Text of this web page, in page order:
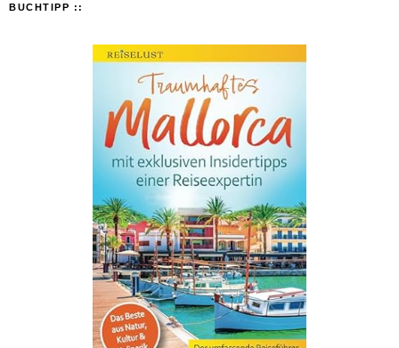
BUCHTIPP ::